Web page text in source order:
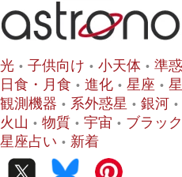
光 子供向け 小天体 準
日食・月食
進化 星座
観測機器
系外惑星 銀河
火山
物質 宇宙 ブラッ
星座占い
新着